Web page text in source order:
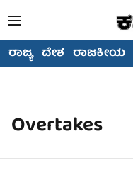
ರಾಜ್ಯ ದೇಶ ರಾಜಕೀಯ
Overtakes